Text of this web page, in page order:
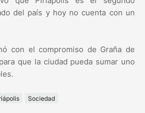
del país y hoy no cuenta con un
con el compromiso de Graña de
que la ciudad pueda sumar uno
Sociedad